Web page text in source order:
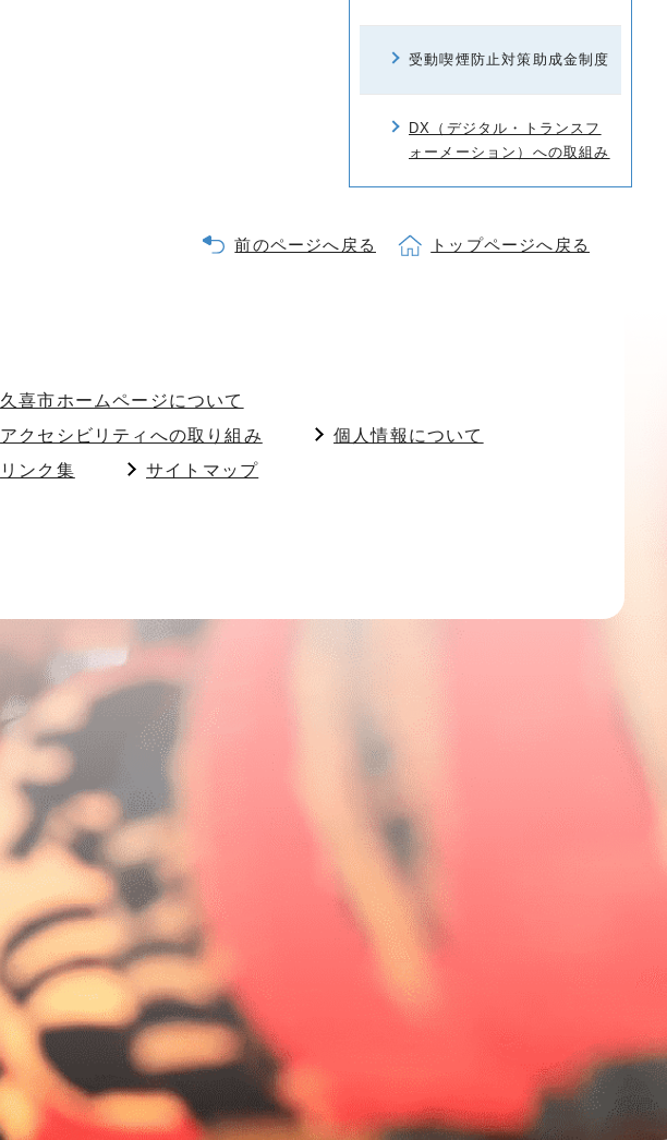
受動喫煙防止対策助成金制度
DX（デジタル・トランスフ
ォーメーション）への取組み
前のページへ戻る トップページへ戻る
久喜市ホームページについて
アクセシビリティへの取り組み
個人情報について
リンク集
サイトマップ